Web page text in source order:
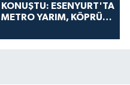
KONUŞTU: ESENYURT'TA
METRO YARIM, KÖPRÜ
KOKUYOR!